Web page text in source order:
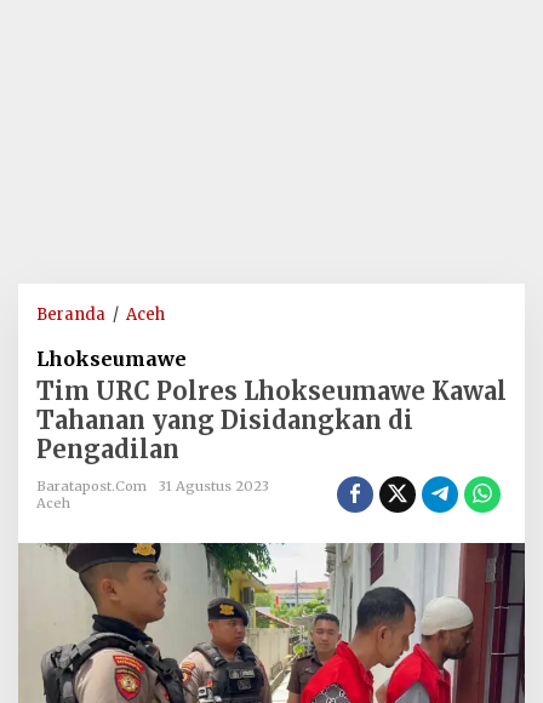
Beranda / Aceh
Polres
Lhokseumawe
Kawal
Tahanan
Disidangkan
Pengadilan
Lhokseumawe
Tim URC Polres Lhokseumawe Kawal
Tahanan yang Disidangkan di
Pengadilan
Baratapost.com
31 Agustus 2023
Aceh